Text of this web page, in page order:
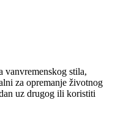
vanvremenskog stila,
za opremanje životnog
uz drugog ili koristiti